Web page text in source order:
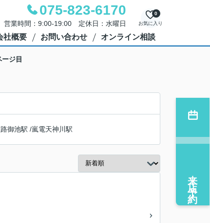
075-823-6170
営業時間：9:00-19:00 定休日：水曜日 お気に入り
0
社概要 お問い合わせ オンライン相談
ージ目
御池駅 /嵐電天神川駅
来店予約